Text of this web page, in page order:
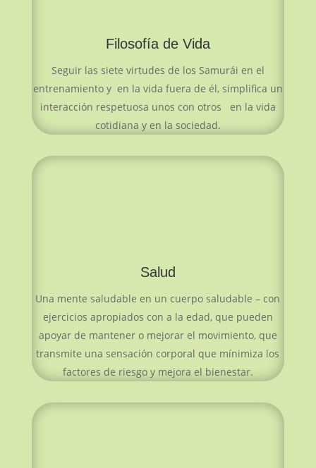
Filosofía de Vida
Seguir las siete virtudes de los Samurái en el
entrenamiento y en la vida fuera de él, simplifica un
interacción respetuosa unos con otros en la vida
cotidiana y en la sociedad.
Salud
Una mente saludable en un cuerpo saludable – con
ejercicios apropiados con a la edad, que pueden
apoyar de mantener o mejorar el movimiento, que
transmite una sensación corporal que mínimiza los
factores de riesgo y mejora el bienestar.